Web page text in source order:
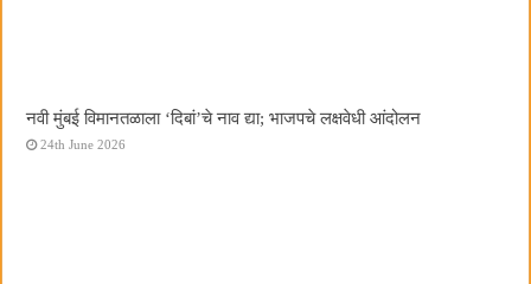
नवी मुंबई विमानतळाला ‌‘दिबां‌’चे नाव द्या; भाजपचे लक्षवेधी आंदोलन
24th June 2026